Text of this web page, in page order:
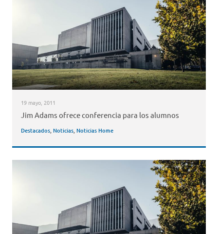
19 mayo, 2011
Jim Adams ofrece conferencia para los alumnos
Destacados, Noticias, Noticias Home